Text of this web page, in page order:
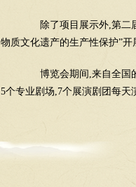
除了项目展示外,第二
物质文化遗产的生产性保护”开
博览会期间 ,来自全国
5个专业剧场,7个展演剧团每天